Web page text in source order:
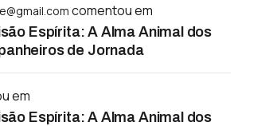
comentou em
Espírita: A Alma Animal dos
de Jornada
em
Espírita: A Alma Animal dos